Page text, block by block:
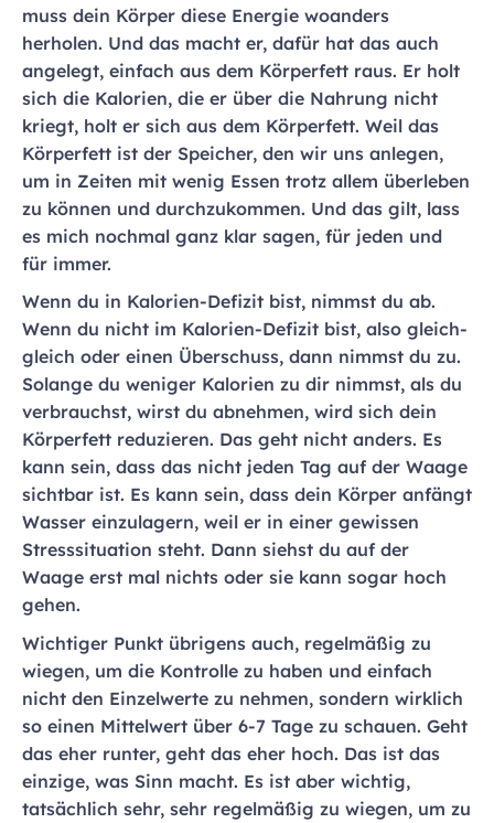
muss dein Körper diese Energie woanders
herholen. Und das macht er, dafür hat das auch
angelegt, einfach aus dem Körperfett raus. Er holt
sich die Kalorien, die er über die Nahrung nicht
kriegt, holt er sich aus dem Körperfett. Weil das
Körperfett ist der Speicher, den wir uns anlegen,
um in Zeiten mit wenig Essen trotz allem überleben
zu können und durchzukommen. Und das gilt, lass
es mich nochmal ganz klar sagen, für jeden und
für immer.
Wenn du in Kalorien-Defizit bist, nimmst du ab.
Wenn du nicht im Kalorien-Defizit bist, also gleich-
gleich oder einen Überschuss, dann nimmst du zu.
Solange du weniger Kalorien zu dir nimmst, als du
verbrauchst, wirst du abnehmen, wird sich dein
Körperfett reduzieren. Das geht nicht anders. Es
kann sein, dass das nicht jeden Tag auf der Waage
sichtbar ist. Es kann sein, dass dein Körper anfängt
Wasser einzulagern, weil er in einer gewissen
Stresssituation steht. Dann siehst du auf der
Waage erst mal nichts oder sie kann sogar hoch
gehen.
Wichtiger Punkt übrigens auch, regelmäßig zu
wiegen, um die Kontrolle zu haben und einfach
nicht den Einzelwerte zu nehmen, sondern wirklich
so einen Mittelwert über 6-7 Tage zu schauen. Geht
das eher runter, geht das eher hoch. Das ist das
einzige, was Sinn macht. Es ist aber wichtig,
tatsächlich sehr, sehr regelmäßig zu wiegen, um zu